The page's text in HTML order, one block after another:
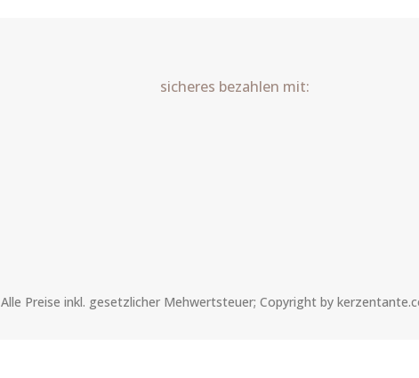
sicheres bezahlen mit:
Alle Preise inkl. gesetzlicher Mehwertsteuer; Copyright by